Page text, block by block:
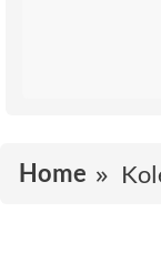
Home